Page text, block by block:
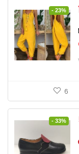
- 23%
6
- 33%